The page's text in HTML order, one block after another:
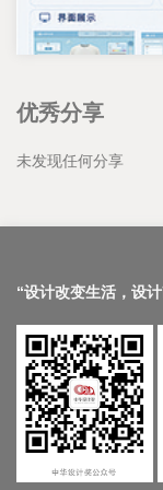
优秀分享
未发现任何分享
“设计改变生活，设